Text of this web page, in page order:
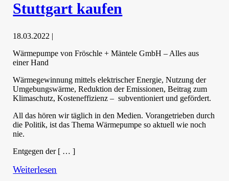
Stuttgart kaufen
18.03.2022 |
Wärmepumpe von Fröschle + Mäntele GmbH – Alles aus
einer Hand
Wärmegewinnung mittels elektrischer Energie, Nutzung der
Umgebungswärme, Reduktion der Emissionen, Beitrag zum
Klimaschutz, Kosteneffizienz – subventioniert und gefördert.
All das hören wir täglich in den Medien. Vorangetrieben durch
die Politik, ist das Thema Wärmepumpe so aktuell wie noch
nie.
Entgegen der [ … ]
Weiterlesen